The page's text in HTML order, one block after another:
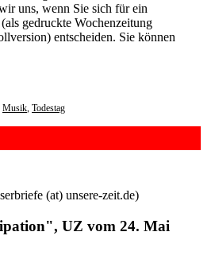
uns, wenn Sie sich für ein
(als gedruckte Wochenzeitung
entscheiden. Sie können
Musik, Todestag
(at) unsere-zeit.de)
UZ vom 24. Mai